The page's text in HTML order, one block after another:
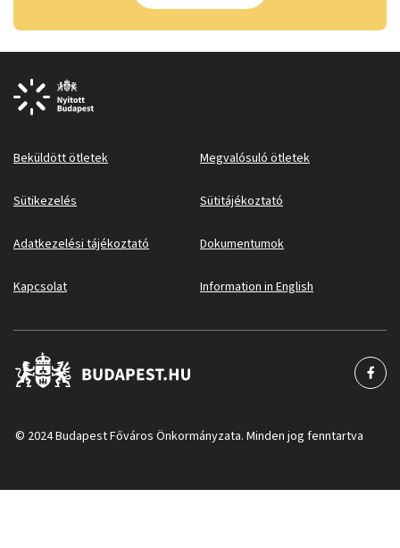
Beküldött ötletek Megvalósuló ötletek
Sütikezelés Sütitájékoztató
Adatkezelési tájékoztató Dokumentumok
Kapcsolat Information in English
© 2024 Budapest Főváros Önkormányzata. Minden jog fenntartva